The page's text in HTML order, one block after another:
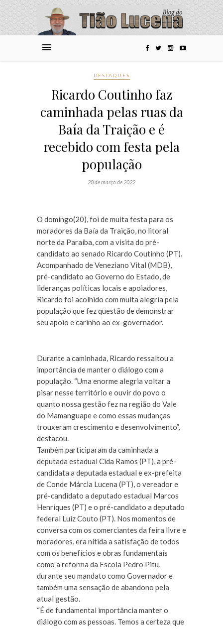
DESTAQUES
Ricardo Coutinho faz
caminhada pelas ruas da
Baía da Traição e é
recebido com festa pela
população
20 de março de 2022
O domingo(20), foi de muita festa para os
moradores da Baía da Traição, no litoral
norte da Paraíba, com a visita do pré-
candidato ao senado Ricardo Coutinho (PT).
Acompanhado de Veneziano Vital (MDB),
pré-candidato ao Governo do Estado, de
lideranças políticas locais e apoiadores,
Ricardo foi acolhido com muita alegria pela
população que fez questão de demonstrar
seu apoio e carinho ao ex-governador.
Durante a caminhada, Ricardo ressaltou a
importância de manter o diálogo com a
população. “Uma enorme alegria voltar a
pisar nesse território e ouvir do povo o
quanto nossa gestão fez na região do Vale
do Mamanguape e como essas mudanças
trouxeram crescimento e desenvolvimento”,
destacou.
Também participaram da caminhada a
deputada estadual Cida Ramos (PT), a pré-
candidata a deputada estadual e ex-prefeita
de Conde Márcia Lucena (PT), o vereador e
pré-candidato a deputado estadual Marcos
Henriques (PT) e o pré-candidato a deputado
federal Luiz Couto (PT). Nos momentos de
conversa com os comerciantes da feira livre e
moradores, era nítida a satisfação de todos
com os benefícios e obras fundamentais
como a reforma da Escola Pedro Pitu,
durante seu mandato como Governador e
também uma sensação de abandono pela
atual gestão.
“É de fundamental importância manter o
diálogo com as pessoas. Temos a certeza que